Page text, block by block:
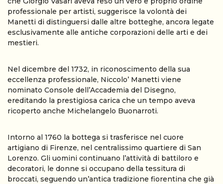
professionale per artisti, suggerisce la volontà dei
Manetti di distinguersi dalle altre botteghe, ancora legate
esclusivamente alle antiche corporazioni delle arti e dei
mestieri.
Nel dicembre del 1732, in riconoscimento della sua
eccellenza professionale, Niccolo’ Manetti viene
nominato Console dell’Accademia del Disegno,
ereditando la prestigiosa carica che un tempo aveva
ricoperto anche Michelangelo Buonarroti.
Intorno al 1760 la bottega si trasferisce nel cuore
artigiano di Firenze, nel centralissimo quartiere di San
Lorenzo. Gli uomini continuano l’attività di battiloro e
decoratori, le donne si occupano della tessitura di
broccati, seguendo un’antica tradizione fiorentina che già